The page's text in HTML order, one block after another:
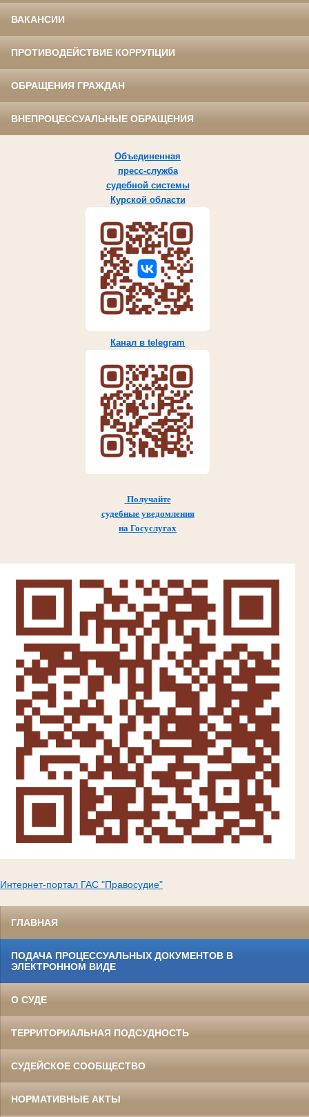
ВАКАНСИИ
ПРОТИВОДЕЙСТВИЕ КОРРУПЦИИ
ОБРАЩЕНИЯ ГРАЖДАН
ВНЕПРОЦЕССУАЛЬНЫЕ ОБРАЩЕНИЯ
Объединенная
пресс-служба
судебной системы
Курской области
Канал в telegram
Получайте
судебные уведомления
на Госуслугах
Интернет-портал ГАС "Правосудие"
ГЛАВНАЯ
ПОДАЧА ПРОЦЕССУАЛЬНЫХ ДОКУМЕНТОВ В
ЭЛЕКТРОННОМ ВИДЕ
О СУДЕ
ТЕРРИТОРИАЛЬНАЯ ПОДСУДНОСТЬ
СУДЕЙСКОЕ СООБЩЕСТВО
НОРМАТИВНЫЕ АКТЫ